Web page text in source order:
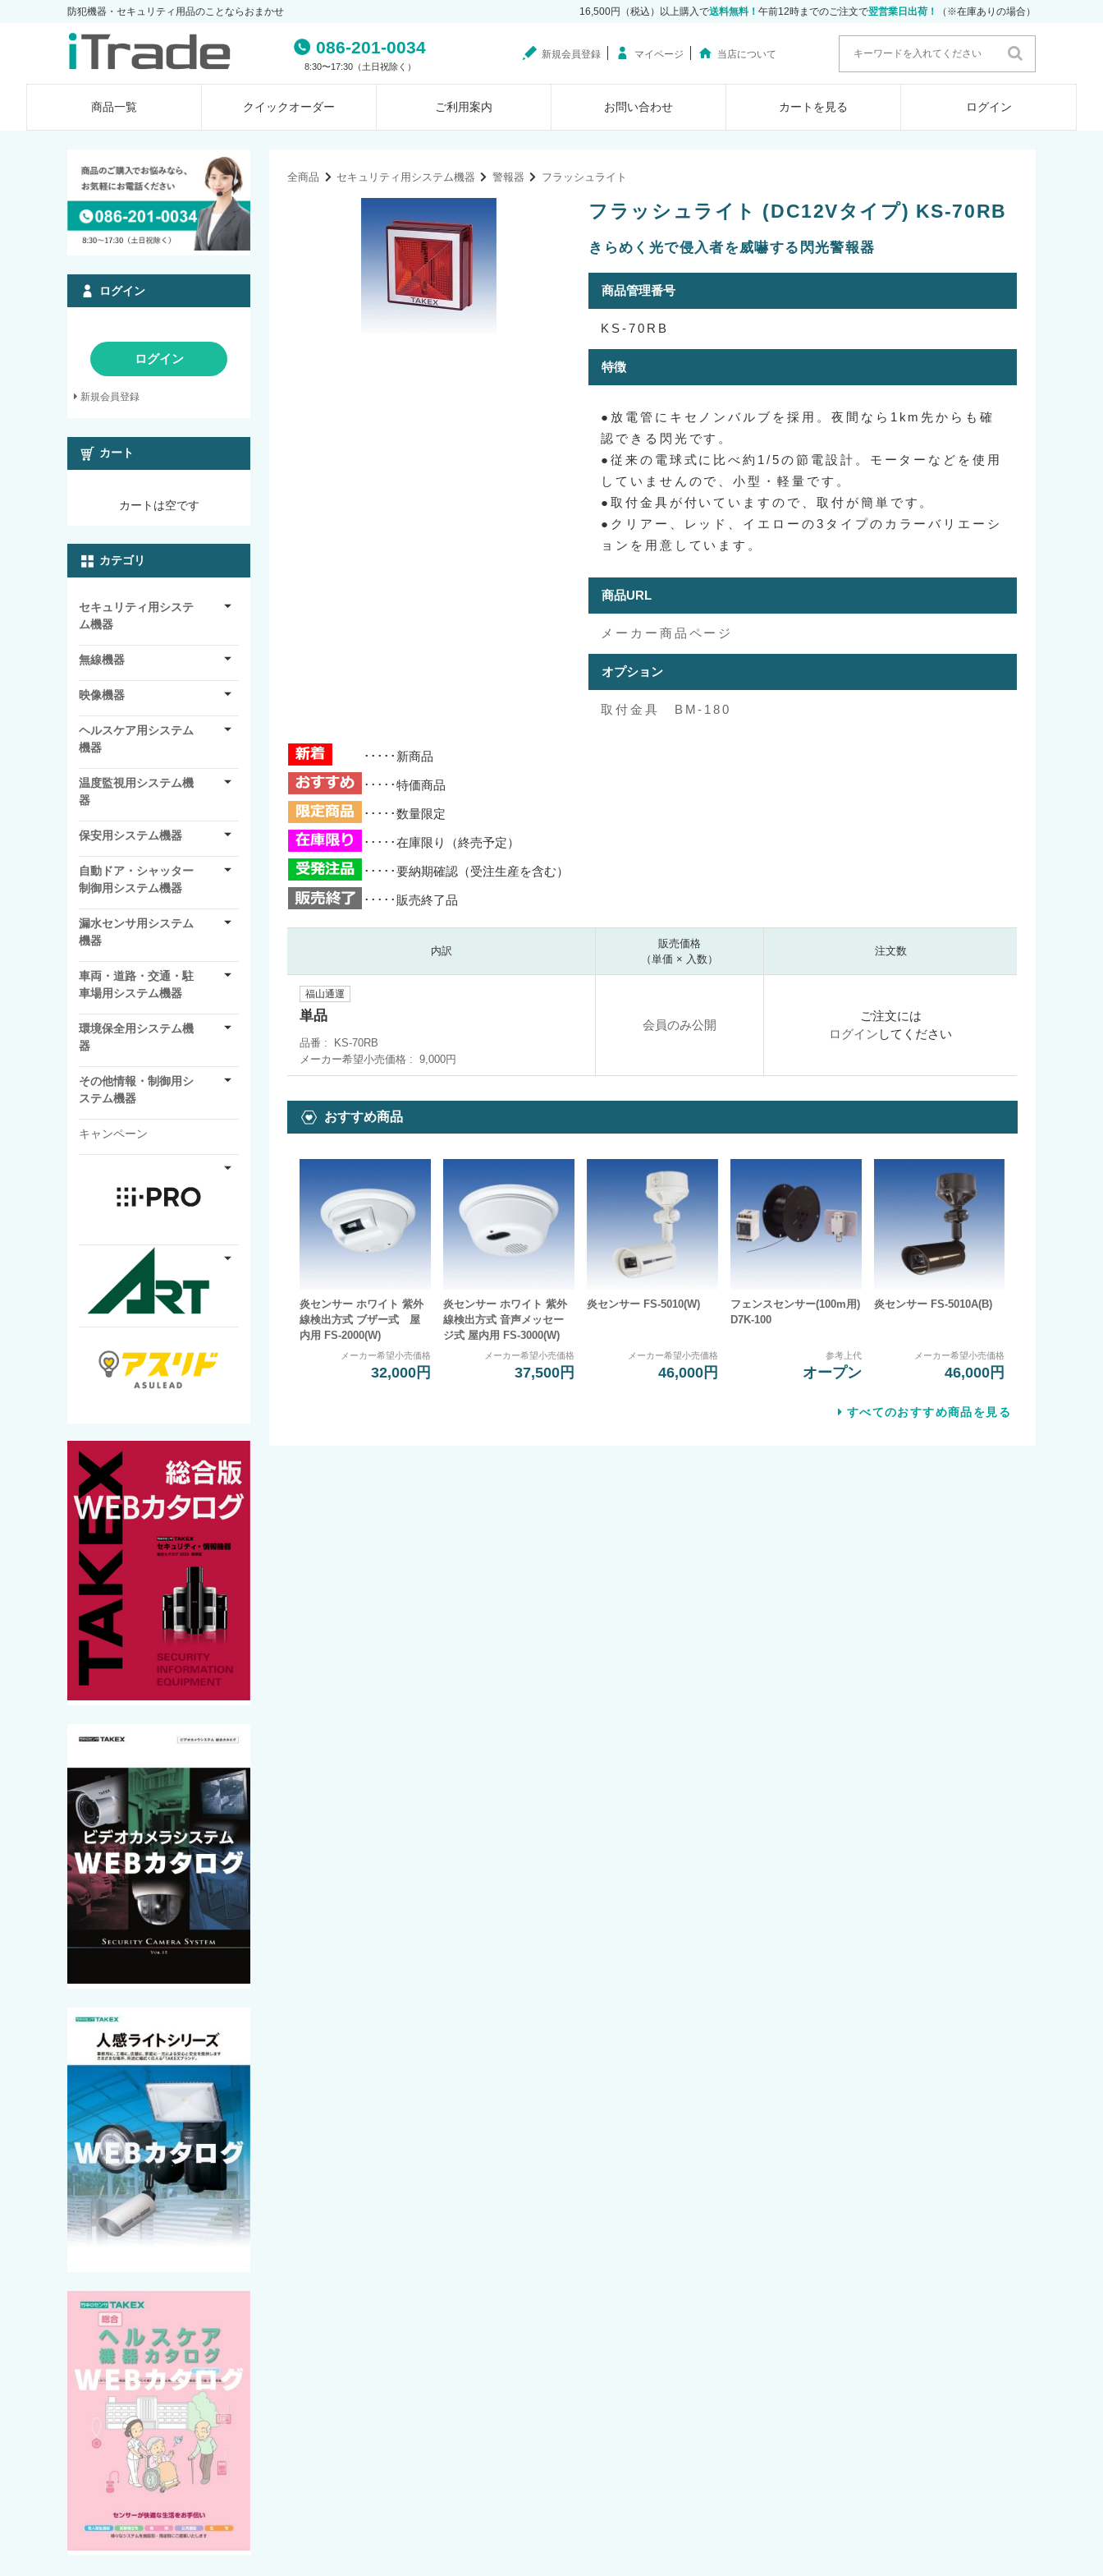
防犯機器・セキュリティ用品のことならおまかせ 16,500円（税込）以上購入で送料無料！ 午前12時までのご注文で翌営業日出荷！ （※在庫ありの場合）
086-201-0034
8:30〜17:30（土日祝除く）
新規会員登録 マイページ 当店について
商品一覧 クイックオーダー ご利用案内 お問い合わせ カートを見る ログイン
全商品 セキュリティ用システム機器 警報器 フラッシュライト
フラッシュライト (DC12Vタイプ) KS-70RB
きらめく光で侵入者を威嚇する閃光警報器
商品管理番号
KS-70RB
特徴
●放電管にキセノンバルブを採用。夜間なら1km先からも確
認できる閃光です。
●従来の電球式に比べ約1/5の節電設計。モーターなどを使用
していませんので、小型・軽量です。
●取付金具が付いていますので、取付が簡単です。
●クリアー、レッド、イエローの3タイプのカラーバリエーシ
ョンを用意しています。
商品URL
メーカー商品ページ
オプション
取付金具 BM-180
･････新商品
･････特価商品
･････数量限定
･････在庫限り（終売予定）
･････要納期確認（受注生産を含む）
･････販売終了品
内訳
販売価格
（単価 × 入数）
注文数
福山通運
単品
品番
KS-70RB
メーカー希望小売価格
9,000円
会員のみ公開
ご注文には
ログイン してください
おすすめ商品
炎センサー ホワイト 紫外
線検出方式 ブザー式 屋
内用 FS-2000(W)
メーカー希望小売価格
32,000円
炎センサー ホワイト 紫外
線検出方式 音声メッセー
ジ式 屋内用 FS-3000(W)
メーカー希望小売価格
37,500円
炎センサー FS-5010(W)
メーカー希望小売価格
46,000円
フェンスセンサー(100m用)
D7K-100
参考上代
オープン
炎センサー FS-5010A(B)
メーカー希望小売価格
46,000円
すべてのおすすめ商品を見る
ログイン
ログイン
新規会員登録
カート
カートは空です
カテゴリ
セキュリティ用システ
ム機器
無線機器
映像機器
ヘルスケア用システム
機器
温度監視用システム機
器
保安用システム機器
自動ドア・シャッター
制御用システム機器
漏水センサ用システム
機器
車両・道路・交通・駐
車場用システム機器
環境保全用システム機
器
その他情報・制御用シ
ステム機器
キャンペーン